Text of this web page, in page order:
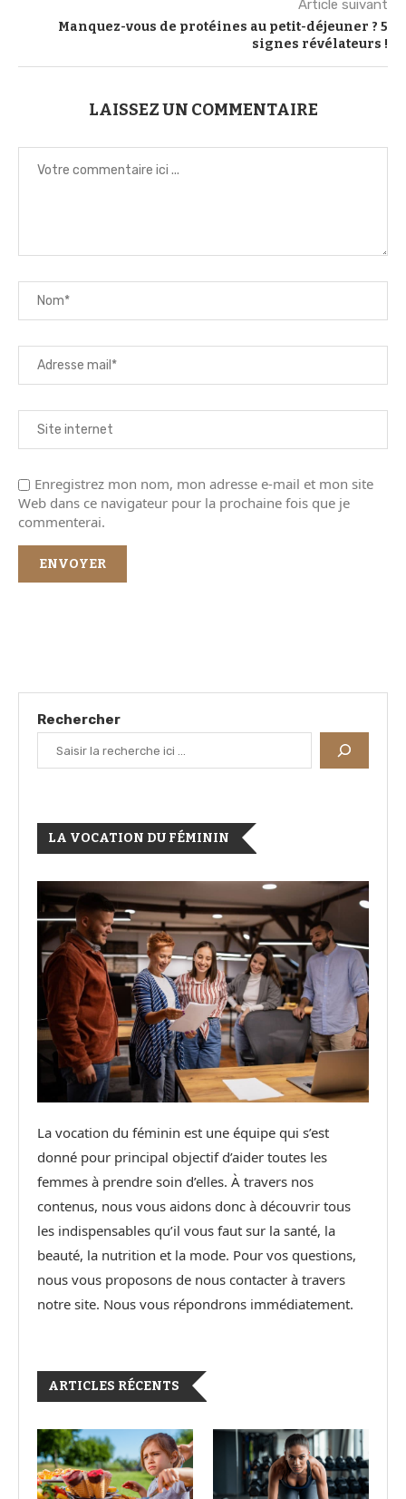
Article suivant
Manquez-vous de protéines au petit-déjeuner ? 5
signes révélateurs !
LAISSEZ UN COMMENTAIRE
Enregistrez mon nom, mon adresse e-mail et mon site
Web dans ce navigateur pour la prochaine fois que je
commenterai.
Rechercher
LA VOCATION DU FÉMININ
La vocation du féminin est une équipe qui s’est
donné pour principal objectif d’aider toutes les
femmes à prendre soin d’elles. À travers nos
contenus, nous vous aidons donc à découvrir tous
les indispensables qu’il vous faut sur la santé, la
beauté, la nutrition et la mode. Pour vos questions,
nous vous proposons de nous contacter à travers
notre site. Nous vous répondrons immédiatement.
ARTICLES RÉCENTS